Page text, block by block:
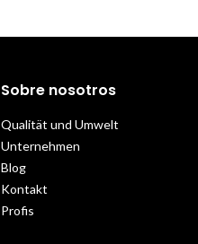
Sobre nosotros
Qualität und Umwelt
Unternehmen
Blog
Kontakt
Profis